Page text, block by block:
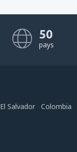
50
pays
El Salvador Colombia